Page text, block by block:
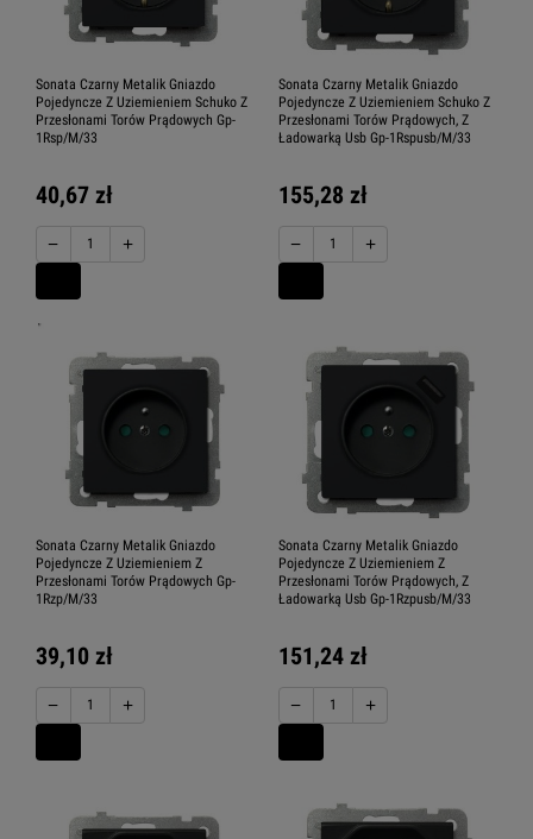
Sonata Czarny Metalik Gniazdo
Pojedyncze Z Uziemieniem Schuko Z
Przesłonami Torów Prądowych Gp-
1Rsp/M/33
40,67 zł
− +
Sonata Czarny Metalik Gniazdo
Pojedyncze Z Uziemieniem Schuko Z
Przesłonami Torów Prądowych, Z
Ładowarką Usb Gp-1Rspusb/M/33
155,28 zł
− +
Sonata Czarny Metalik Gniazdo
Pojedyncze Z Uziemieniem Z
Przesłonami Torów Prądowych Gp-
1Rzp/M/33
39,10 zł
− +
Sonata Czarny Metalik Gniazdo
Pojedyncze Z Uziemieniem Z
Przesłonami Torów Prądowych, Z
Ładowarką Usb Gp-1Rzpusb/M/33
151,24 zł
− +